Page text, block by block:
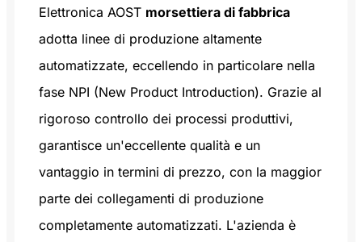
Elettronica AOST morsettiera di fabbrica
adotta linee di produzione altamente
automatizzate, eccellendo in particolare nella
fase NPI (New Product Introduction). Grazie al
rigoroso controllo dei processi produttivi,
garantisce un'eccellente qualità e un
vantaggio in termini di prezzo, con la maggior
parte dei collegamenti di produzione
completamente automatizzati. L'azienda è